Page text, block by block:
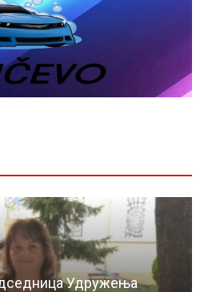
Удружења